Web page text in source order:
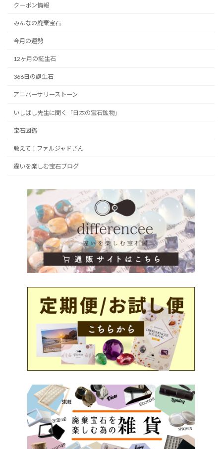
クーポン情報
みんなの廃棄宝石
今月の運勢
12ヶ月の誕生石
366日の誕生石
アニバーサリーストーン
いしばし先生に聞く「日本の宝石鉱物」
宝石図鑑
教えて！ファルジャドさん
違いを楽しむ宝石ブログ